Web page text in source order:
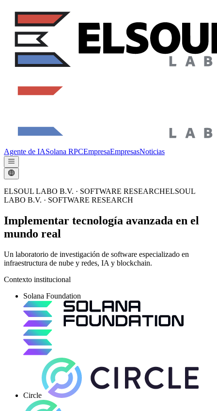
Agente de IASolana RPCEmpresaEmpresasNoticias
ELSOUL LABO B.V. · SOFTWARE RESEARCHELSOUL
LABO B.V. · SOFTWARE RESEARCH
Implementar tecnología avanzada en el
mundo real
Un laboratorio de investigación de software especializado en
infraestructura de nube y redes, IA y blockchain.
Contexto institucional
Solana Foundation
Circle